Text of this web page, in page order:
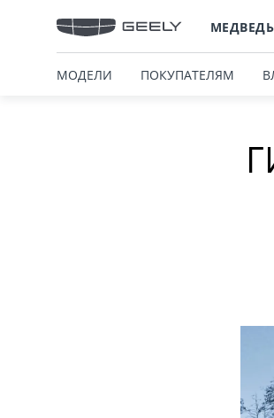
МОДЕЛИ ПОКУПАТЕЛЯМ